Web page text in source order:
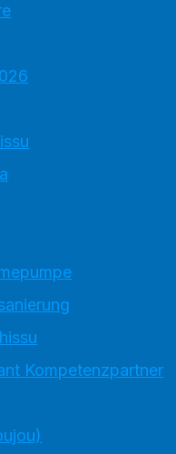
Kompetenzpartner